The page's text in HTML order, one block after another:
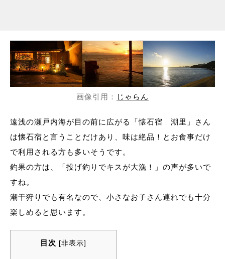
画像引用： じゃらん
遠浅の瀬戸内海が目の前に広がる「懐石宿 潮里」さん
は懐石宿と言うことだけあり、味は絶品！とお食事だけ
で利用される方も多いそうです。
釣果の方は、「投げ釣りでキスが大漁！」の声が多いで
すね。
潮干狩りでも有名なので、小さなお子さん連れでも十分
楽しめると思います。
目次 [非表示]